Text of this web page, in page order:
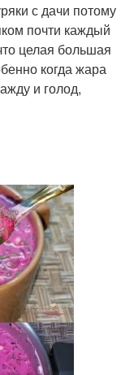
с дачи потому
почти каждый
целая большая
когда жара
и голод,